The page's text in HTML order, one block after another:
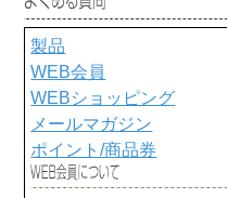
製品
WEB会員
WEBショッピング
メールマガジン
ポイント/商品券